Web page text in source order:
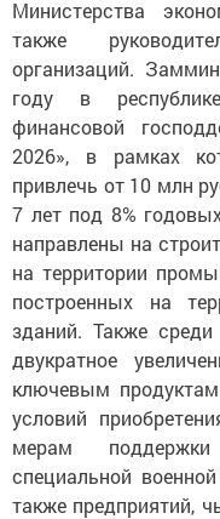
Министерства
также
организаций.
году в
финансовой
2026», в рамках
привлечь от 10 млн
7 лет под 8%
направлены на
на территории
построенных на
зданий. Также
двукратное
ключевым
условий
мерам поддержки
специальной
также предприятий,